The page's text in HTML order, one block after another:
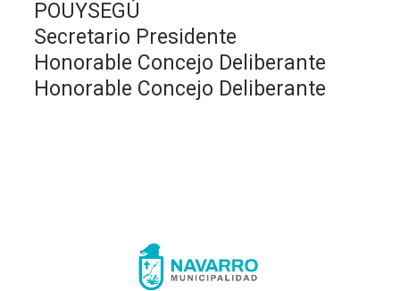
POUYSEGÚ
Secretario Presidente
Honorable Concejo Deliberante
Honorable Concejo Deliberante